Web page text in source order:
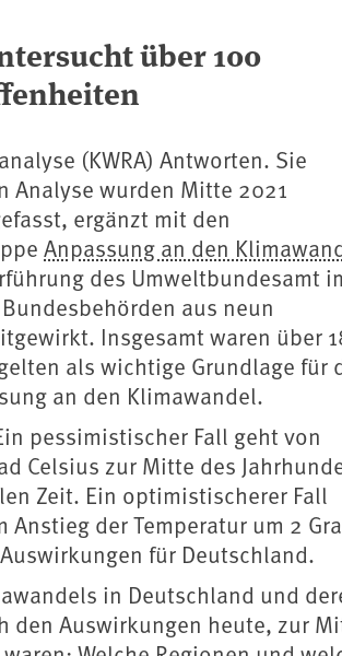
über 100
(KWRA) Antworten. Sie
Analyse wurden Mitte 2021
ergänzt mit den
Anpassung an den
des Umweltbundesamt
aus neun
Insgesamt waren über
als wichtige Grundlage für
an den Klimawandel.
pessimistischer Fall geht von
Celsius zur Mitte des
Zeit. Ein optimistischerer Fall
der Temperatur um 2
für Deutschland.
in Deutschland und
den Auswirkungen heute, zur